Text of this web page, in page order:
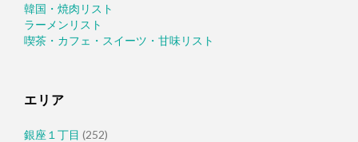
韓国・焼肉リスト
ラーメンリスト
喫茶・カフェ・スイーツ・甘味リスト
エリア
銀座１丁目 (252)